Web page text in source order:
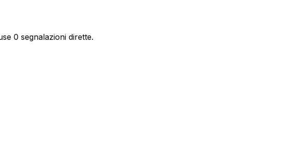
0 segnalazioni dirette.